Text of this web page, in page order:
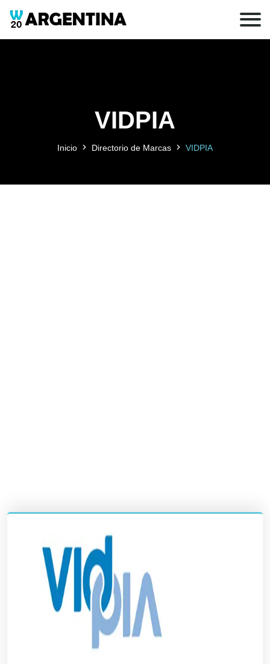
VIDPIA
Inicio Directorio de Marcas VIDPIA